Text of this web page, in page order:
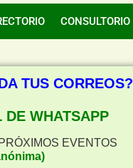
CONSULTORIO
TUS CORREOS?
DE WHATSAPP
EVENTOS